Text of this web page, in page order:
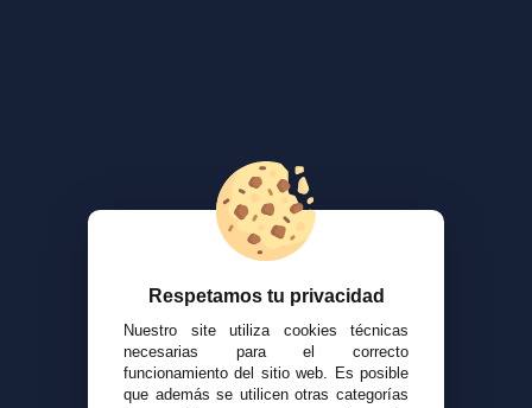
Respetamos tu privacidad
Nuestro site utiliza cookies técnicas
necesarias para el correcto
funcionamiento del sitio web. Es posible
que además se utilicen otras categorías